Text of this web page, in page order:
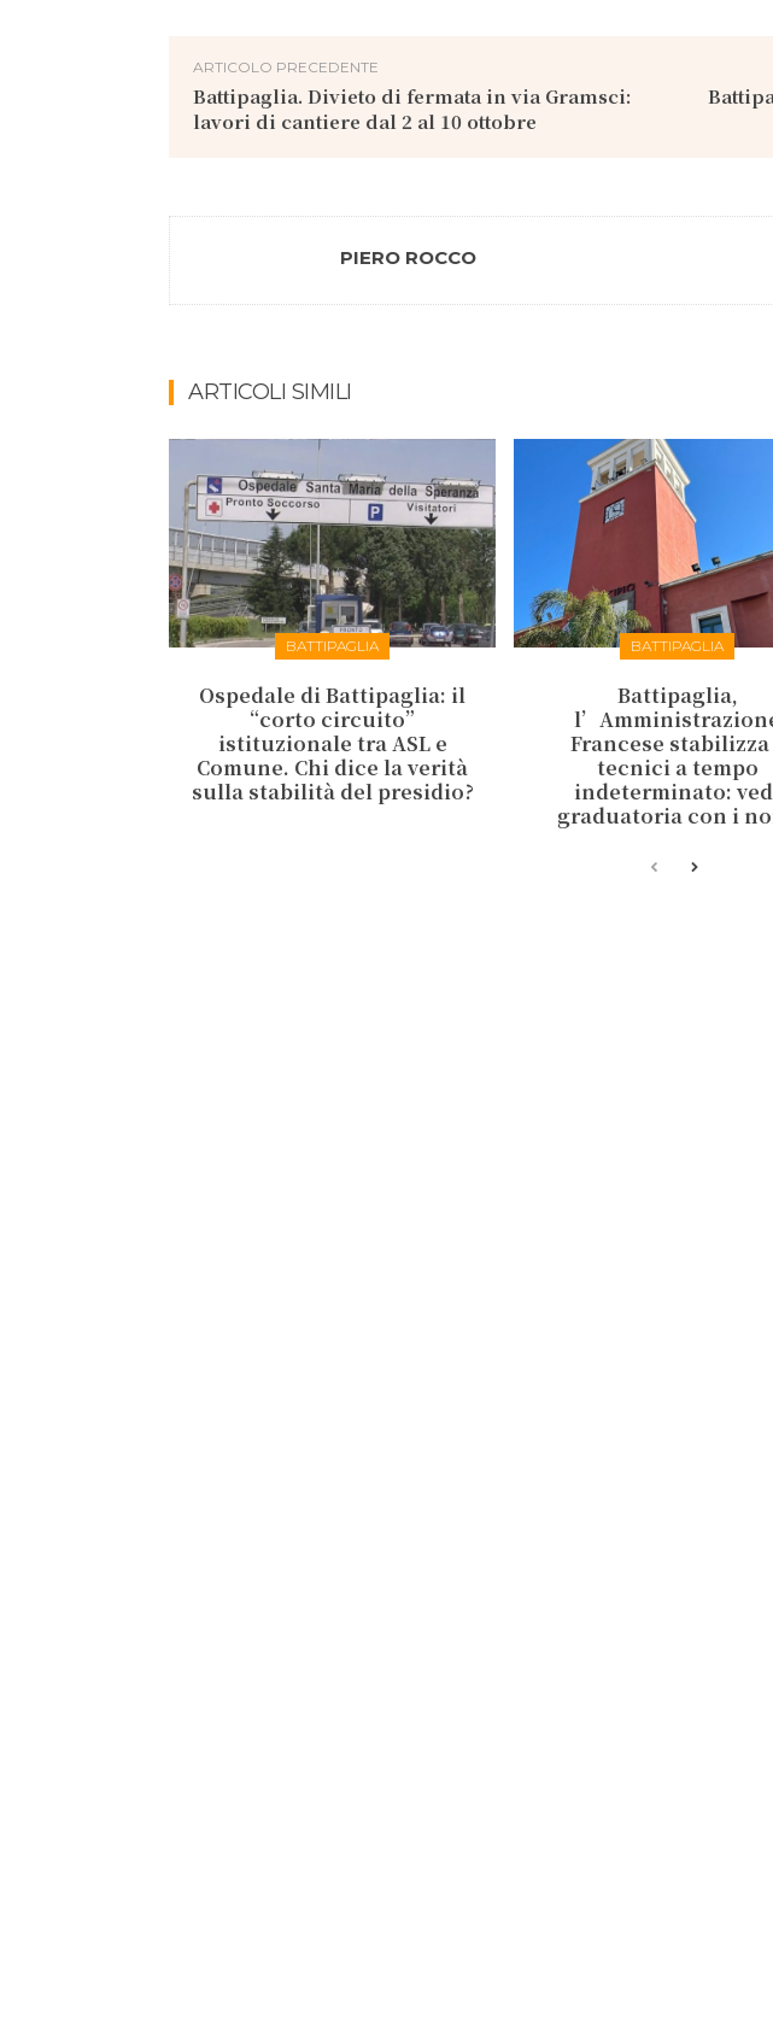
ARTICOLO PRECEDENTE
Battipaglia. Divieto di fermata in via Gramsci:
lavori di cantiere dal 2 al 10 ottobre
PIERO ROCCO
ARTICOLI SIMILI
BATTIPAGLIA
Ospedale di Battipaglia: il
“corto circuito”
istituzionale tra ASL e
Comune. Chi dice la verità
sulla stabilità del presidio?
BATTIPAGLIA
Battipaglia,
Francese stabilizza
tecnici a tempo
indeterminato:
graduatoria con i